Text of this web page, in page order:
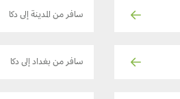
سافر من المدينة إلى دكا
سافر من بغداد إلى دكا